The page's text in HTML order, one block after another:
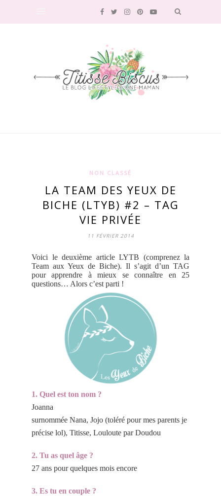
NON CLASSÉ
LA TEAM DES YEUX DE
BICHE (LTYB) #2 – TAG
VIE PRIVÉE
11 FÉVRIER 2014
Voici le deuxième article LYTB (comprenez la
Team aux Yeux de Biche). Il s’agit d’un TAG
pour apprendre à mieux se connaître en 25
questions… Alors c’est parti !
1. Quel est ton nom ?
Joanna
surnommée Nana, Jojo (toléré pour mes parents je
précise lol), Titisse, Louloute par Doudou
2. Tu as quel âge ?
27 ans pour quelques mois encore
3. Es tu en couple ?